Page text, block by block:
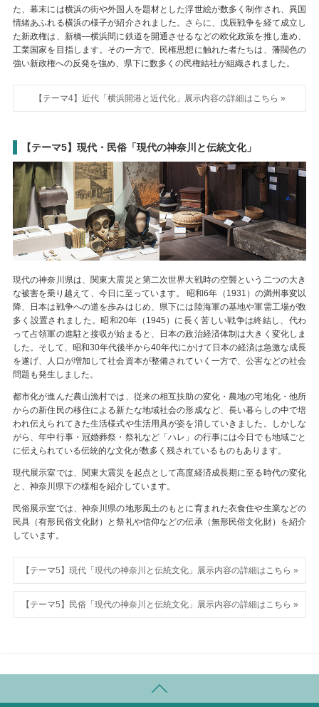
た、幕末には横浜の街や外国人を題材とした浮世絵が数多く制作され、異国
情緒あふれる横浜の様子が紹介されました。さらに、戊辰戦争を経て成立し
た新政権は、新橋―横浜間に鉄道を開通させるなどの欧化政策を推し進め、
工業国家を目指します。その一方で、民権思想に触れた者たちは、藩閥色の
強い新政権への反発を強め、県下に数多くの民権結社が組織されました。
【テーマ4】近代「横浜開港と近代化」展示内容の詳細はこちら »
【テーマ5】現代・民俗「現代の神奈川と伝統文化」
現代の神奈川県は、関東大震災と第二次世界大戦時の空襲という二つの大き
な被害を乗り越えて、今日に至っています。 昭和6年（1931）の満州事変以
降、日本は戦争への道を歩みはじめ、県下には陸海軍の基地や軍需工場が数
多く設置されました。昭和20年（1945）に長く苦しい戦争は終結し、代わ
って占領軍の進駐と接収が始まると、日本の政治経済体制は大きく変化しま
した。そして、昭和30年代後半から40年代にかけて日本の経済は急激な成長
を遂げ、人口が増加して社会資本が整備されていく一方で、公害などの社会
問題も発生しました。
都市化が進んだ農山漁村では、従来の相互扶助の変化・農地の宅地化・他所
からの新住民の移住による新たな地域社会の形成など、長い暮らしの中で培
われ伝えられてきた生活様式や生活用具が姿を消していきました。しかしな
がら、年中行事・冠婚葬祭・祭礼など「ハレ」の行事には今日でも地域ごと
に伝えられている伝統的な文化が数多く残されているものもあります。
現代展示室では、関東大震災を起点として高度経済成長期に至る時代の変化
と、神奈川県下の様相を紹介しています。
民俗展示室では、神奈川県の地形風土のもとに育まれた衣食住や生業などの
民具（有形民俗文化財）と祭礼や信仰などの伝承（無形民俗文化財）を紹介
しています。
【テーマ5】現代「現代の神奈川と伝統文化」展示内容の詳細はこちら »
【テーマ5】民俗「現代の神奈川と伝統文化」展示内容の詳細はこちら »